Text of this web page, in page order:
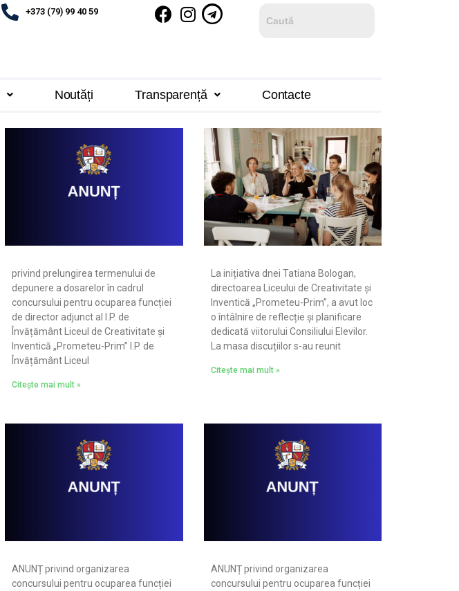
+373 (79) 99 40 59
Noutăți Transparență Contacte
privind prelungirea termenului de
depunere a dosarelor în cadrul
concursului pentru ocuparea funcției
de director adjunct al I.P. de
Învățământ Liceul de Creativitate și
Inventică „Prometeu-Prim” I.P. de
Învățământ Liceul
Citește mai mult »
La inițiativa dnei Tatiana Bologan,
directoarea Liceului de Creativitate și
Inventică „Prometeu-Prim”, a avut loc
o întâlnire de reflecție și planificare
dedicată viitorului Consiliului Elevilor.
La masa discuțiilor s-au reunit
Citește mai mult »
ANUNȚ privind organizarea
concursului pentru ocuparea funcției
ANUNȚ privind organizarea
concursului pentru ocuparea funcției